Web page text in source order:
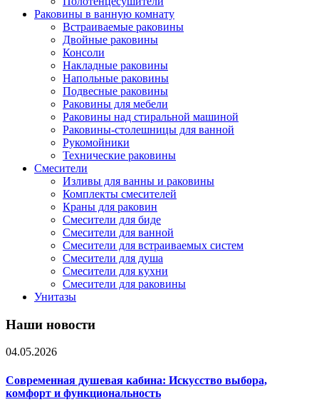
Раковины в ванную комнату
Встраиваемые раковины
Двойные раковины
Консоли
Накладные раковины
Напольные раковины
Подвесные раковины
Раковины для мебели
Раковины над стиральной машиной
Раковины-столешницы для ванной
Рукомойники
Технические раковины
Смесители
Изливы для ванны и раковины
Комплекты смесителей
Краны для раковин
Смесители для биде
Смесители для ванной
Смесители для встраиваемых систем
Смесители для душа
Смесители для кухни
Смесители для раковины
Унитазы
Наши новости
04.05.2026
Современная душевая кабина: Искусство выбора,
комфорт и функциональность